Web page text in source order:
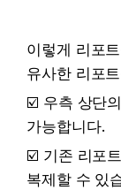
이렇게 리포
유사한 리포
☑️ 우측 상단
가능합니다.
☑️ 기존 리포
복제할 수 있